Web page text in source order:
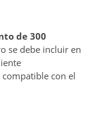
de 300
se debe incluir en
compatible con el